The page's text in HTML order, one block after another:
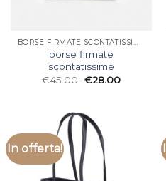
borse firmate
scontatissime
€45.00 €28.00
In offerta!